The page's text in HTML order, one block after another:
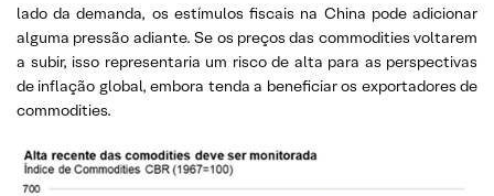
lado da demanda, os estímulos fiscais na China pode adicionar
alguma pressão adiante. Se os preços das commodities voltarem
a subir, isso representaria um risco de alta para as perspectivas
de inflação global, embora tenda a beneficiar os exportadores de
commodities.